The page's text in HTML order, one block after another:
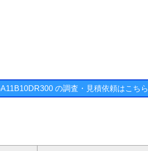
の調査・見積依頼はこちら